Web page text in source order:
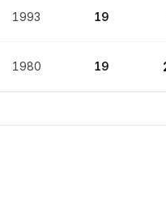
1993 19
1980 19